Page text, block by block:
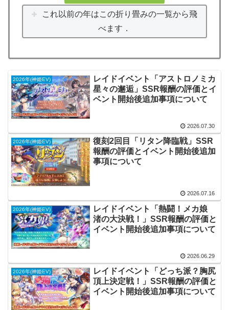
これ以前の年はこの折り畳みの一覧から飛
べます．
2026年(神姫EV)
レイドイベント「アストロノミカ
星々の邂逅」SSR報酬の評価とイ
ベント開始後追加事項について
2026.07.30
2026年(神姫EV)
復刻2回目「リタン降臨戦」SSR
報酬の評価とイベント開始後追加
事項について
2026.07.16
2026年(神姫EV)
レイドイベント「熱闘！メカ娘
渚の大決戦！」SSR報酬の評価と
イベント開始後追加事項について
2026.06.29
2026年(神姫EV)
レイドイベント「どっち派？胸尻
頂上決定戦！」SSR報酬の評価と
イベント開始後追加事項について